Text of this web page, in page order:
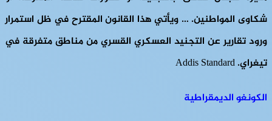
شكاوى المواطنين. … ويأتي هذا القانون المقترح في ظل استمرار
ورود تقارير عن التجنيد العسكري القسري من مناطق متفرقة في
تيغراي. Addis Standard
الكونغو الديمقراطية